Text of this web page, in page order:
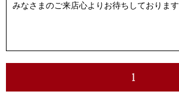
みなさまのご来店心よりお待ちしております
1